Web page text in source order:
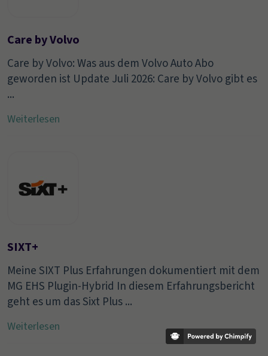
Care by Volvo
Care by Volvo: Was aus dem Volvo Auto Abo
geworden ist Update Juli 2026: Care by Volvo gibt es
...
Weiterlesen
SIXT+
Meine SIXT Plus Erfahrungen dokumentiert mit dem
MG EHS Plugin-Hybrid In diesem Erfahrungsbericht
geht es um das Sixt Plus ...
Weiterlesen